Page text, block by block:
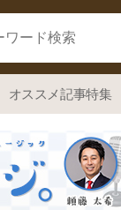
オススメ記事特集